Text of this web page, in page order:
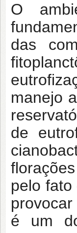
O
das
manejo
de
pelo
é um